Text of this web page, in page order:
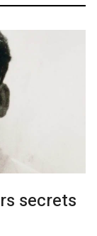
secrets